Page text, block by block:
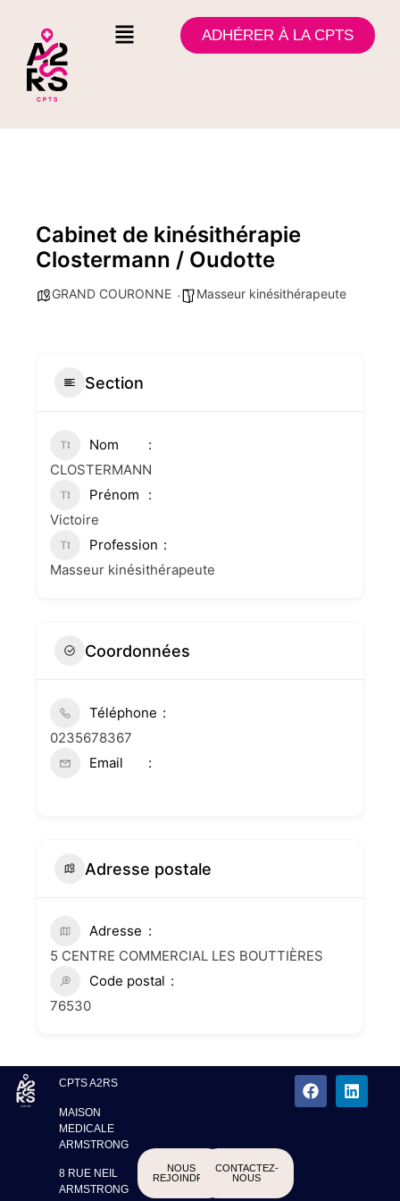
ADHÉRER À LA CPTS
Cabinet de kinésithérapie
Clostermann / Oudotte
GRAND COURONNE Masseur kinésithérapeute
Section
Nom
CLOSTERMANN
Prénom
Victoire
Profession
Masseur kinésithérapeute
Coordonnées
Téléphone
0235678367
Email
Adresse postale
Adresse
5 CENTRE COMMERCIAL LES BOUTTIÈRES
Code postal
76530
CPTS A2RS
MAISON
MEDICALE
ARMSTRONG
8 RUE NEIL
ARMSTRONG
NOUS
REJOINDRE
CONTACTEZ-
NOUS